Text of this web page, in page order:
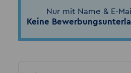
Nur mit Name & E-
Keine